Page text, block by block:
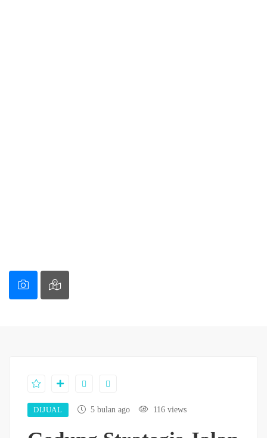
DIJUAL 5 bulan ago 116 views